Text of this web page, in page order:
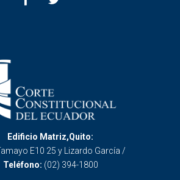
Edificio Matriz,Quito:
E10 25 y Lizardo García /
Teléfono: (02) 394-1800